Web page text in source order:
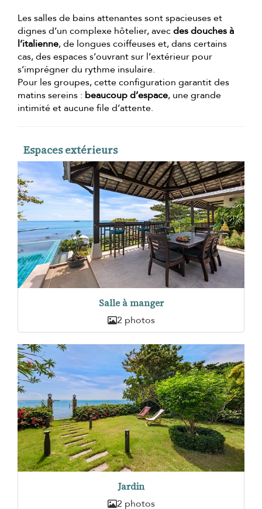
Les salles de bains attenantes sont spacieuses et
dignes d’un complexe hôtelier, avecdes douches à
l’italienne, de longues coiffeuses et, dans certains
cas, des espaces s’ouvrant sur l’extérieur pour
s’imprégner du rythme insulaire.
Pour les groupes, cette configuration garantit des
matins sereins : beaucoup d’espace, une grande
intimité et aucune file d’attente.
Espaces extérieurs
Salle à manger
2 photos
Jardin
2 photos